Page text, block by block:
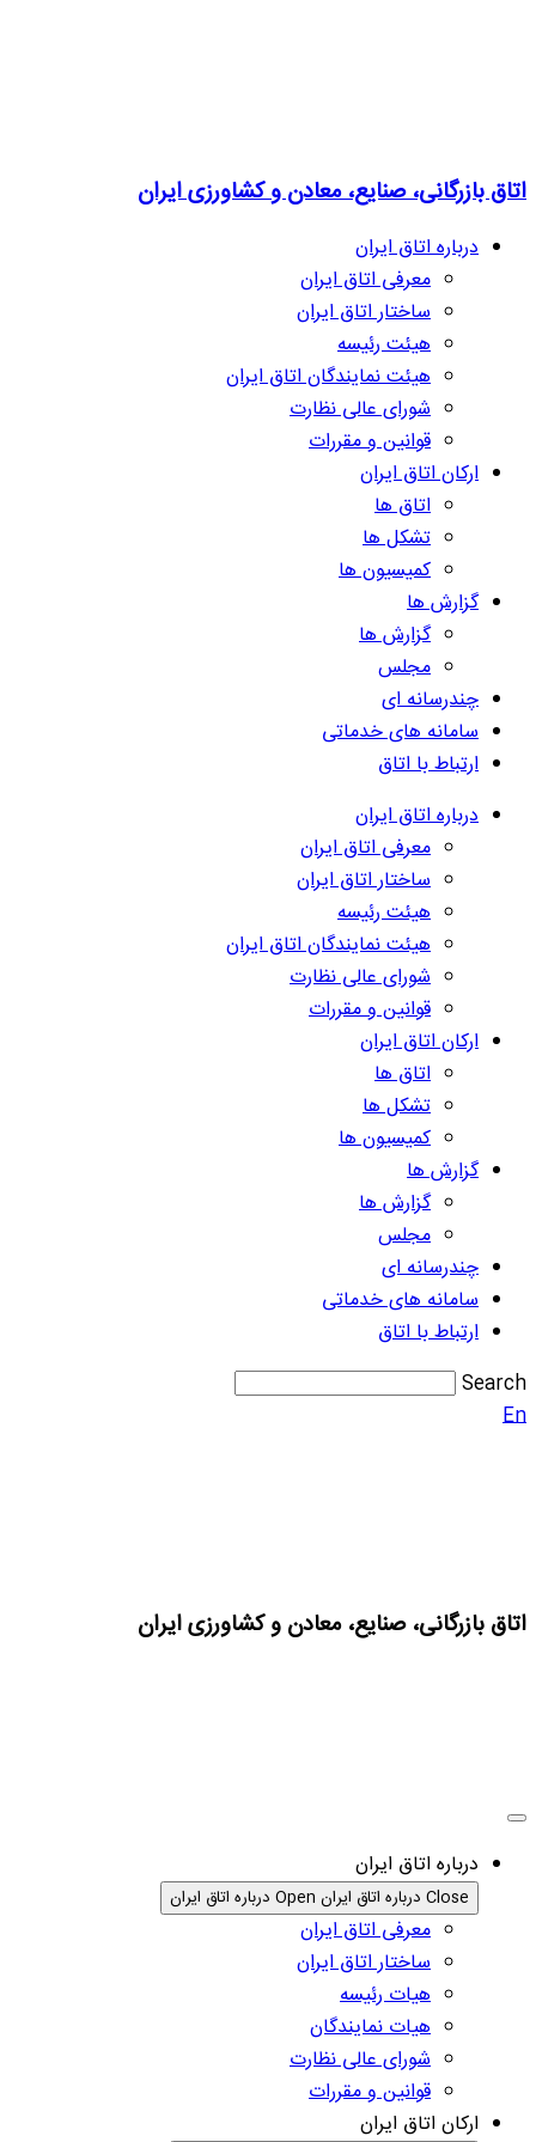
اتاق بازرگانی، صنایع، معادن و کشاورزی ایران
درباره اتاق ایران
معرفی اتاق ایران
ساختار اتاق ایران
هیئت رئیسه
هیئت نمایندگان اتاق ایران
شورای عالی نظارت
قوانین و مقررات
ارکان اتاق ایران
اتاق ها
تشکل ها
کمیسیون ها
گزارش ها
گزارش ها
مجلس
چندرسانه ای
سامانه های خدماتی
ارتباط با اتاق
درباره اتاق ایران
معرفی اتاق ایران
ساختار اتاق ایران
هیئت رئیسه
هیئت نمایندگان اتاق ایران
شورای عالی نظارت
قوانین و مقررات
ارکان اتاق ایران
اتاق ها
تشکل ها
کمیسیون ها
گزارش ها
گزارش ها
مجلس
چندرسانه ای
سامانه های خدماتی
ارتباط با اتاق
Search
En
اتاق بازرگانی، صنایع، معادن و کشاورزی ایران
درباره اتاق ایران
Close درباره اتاق ایران Open درباره اتاق ایران
معرفی اتاق ایران
ساختار اتاق ایران
هیات رئیسه
هیات نمایندگان
شورای عالی نظارت
قوانین و مقررات
ارکان اتاق ایران